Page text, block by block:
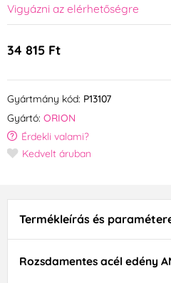
Vigyázni az elérhetőségre
34 815 Ft
Gyártmány kód: P13107
Gyártó: ORION
Érdekli valami?
Kedvelt áruban
Termékleírás és
Rozsdamentes acél edény